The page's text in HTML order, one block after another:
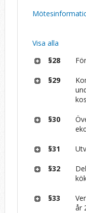
Visa alla
§28
§29
§30
§31
§32
§33
år